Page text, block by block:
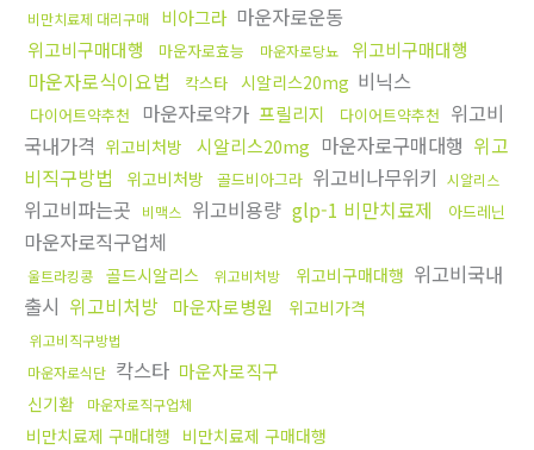
비만치료제 대리구매 비아그라 마운자로운동
위고비구매대행 마운자로효능 마운자로당뇨 위고비구매대행
마운자로식이요법 칵스타 시알리스20mg 비닉스
다이어트약추천 마운자로약가 프릴리지 다이어트약추천 위고비
국내가격 위고비처방 시알리스20mg 마운자로구매대행 위고
비직구방법
위고비처방 골드비아그라 위고비나무위키 시알리스
위고비파는곳 비맥스 위고비용량 glp-1 비만치료제 아드레닌
마운자로직구업체
울트라킹콩 골드시알리스 위고비처방 위고비구매대행 위고비국내
출시 위고비처방 마운자로병원 위고비가격
위고비직구방법
마운자로식단 칵스타 마운자로직구
신기환 마운자로직구업체
비만치료제 구매대행 비만치료제 구매대행